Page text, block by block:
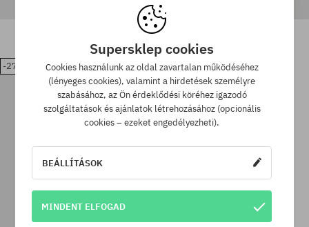
Elérhető méretek:
M; L; XL; XXL
Elérhető méretek:
M; L; XL; XXL
11820 Ft 16400 Ft
-27%
Supersklep cookies
Cookies használunk az oldal zavartalan működéséhez
(lényeges cookies), valamint a hirdetések személyre
szabásához, az Ön érdeklődési köréhez igazodó
szolgáltatások és ajánlatok létrehozásához (opcionális
cookies – ezeket engedélyezheti).
BEÁLLÍTÁSOK
MINDENT ELFOGAD